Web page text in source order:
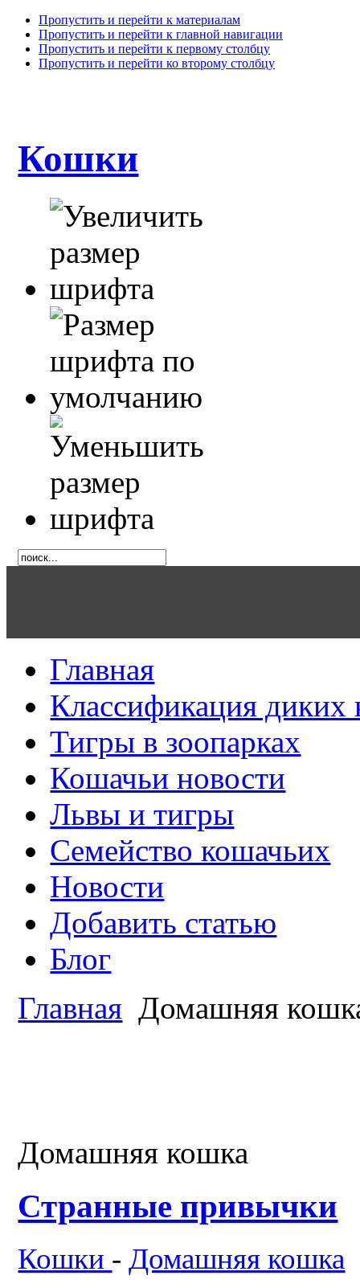
Пропустить и перейти к материалам
Пропустить и перейти к главной навигации
Пропустить и перейти к первому столбцу
Пропустить и перейти ко второму столбцу
Кошки
Главная
Классификация диких
Тигры в зоопарках
Кошачьи новости
Львы и тигры
Семейство кошачьих
Новости
Добавить статью
Блог
Главная Домашняя
Домашняя кошка
Странные привычки
Кошки -Домашняя кошка